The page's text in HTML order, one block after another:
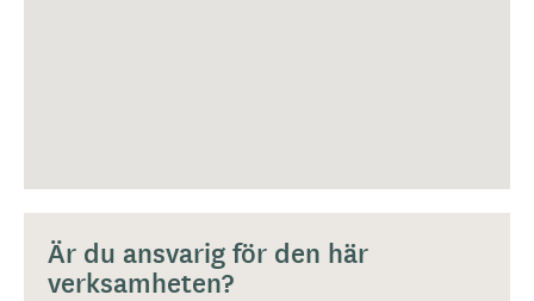
Är du ansvarig för den här
verksamheten?